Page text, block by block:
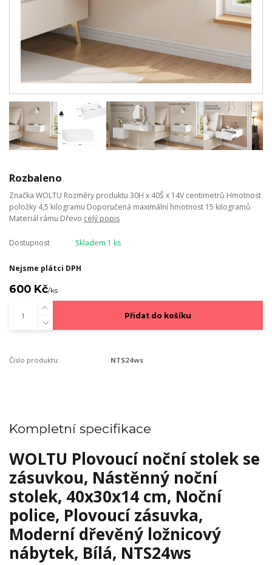
Rozbaleno
Značka WOLTU Rozměry produktu 30H x 40Š x 14V centimetrů Hmotnost
položky 4,5 kilogramu Doporučená maximální hmotnost 15 kilogramů
Materiál rámu Dřevo celý popis
Dostupnost Skladem 1 ks
Nejsme plátci DPH
600 Kč/ks
Přidat do košíku
Číslo produktu: NTS24ws
Kompletní specifikace
WOLTU Plovoucí noční stolek se
zásuvkou, Nástěnný noční
stolek, 40x30x14 cm, Noční
police, Plovoucí zásuvka,
Moderní dřevěný ložnicový
nábytek, Bílá, NTS24ws